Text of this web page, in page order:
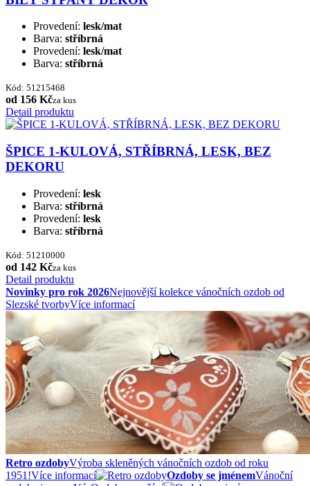
Provedení: lesk/mat
Barva: stříbrná
Provedení: lesk/mat
Barva: stříbrná
Kód: 51215468
od 156 Kčza kus
Detail produktu
ŠPICE 1-KULOVÁ, STŘÍBRNÁ, LESK, BEZ
DEKORU
Provedení: lesk
Barva: stříbrná
Provedení: lesk
Barva: stříbrná
Kód: 51210000
od 142 Kčza kus
Detail produktu
Novinky pro rok 2026Nejnovější kolekce vánočních ozdob od
Slezské tvorbyVíce informací
Retro ozdobyVýroba skleněných vánočních ozdob od roku
1951!Více informací Ozdoby se jménemVánoční